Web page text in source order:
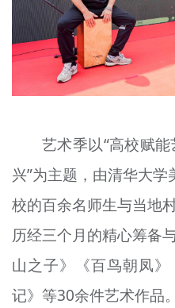
艺术季以“高校赋
兴”为主题，由清华大
校的百余名师生与当地
历经三个月的精心筹备
山之子》《百鸟朝凤
记》等30余件艺术作品。